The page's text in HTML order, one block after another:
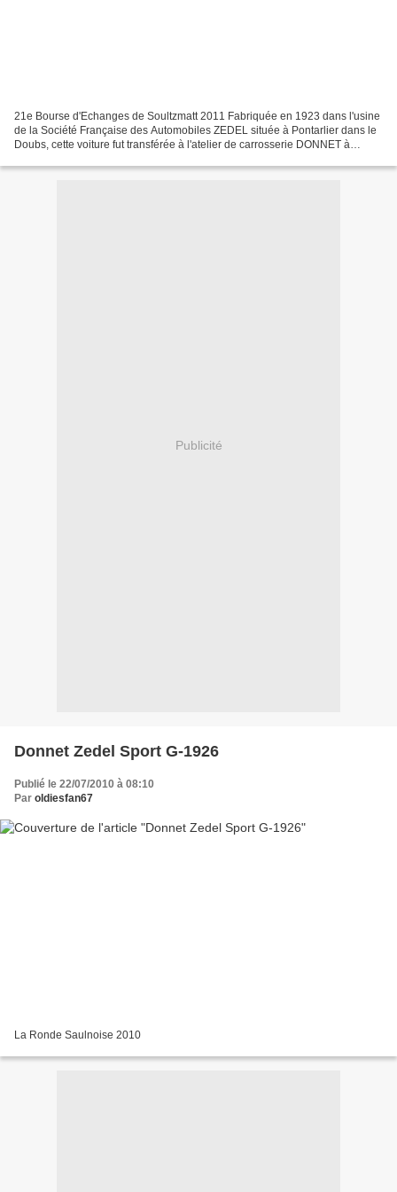
21e Bourse d'Echanges de Soultzmatt 2011 Fabriquée en 1923 dans l'usine
de la Société Française des Automobiles ZEDEL située à Pontarlier dans le
Doubs, cette voiture fut transférée à l'atelier de carrosserie DONNET à
Publicité
Donnet Zedel Sport G-1926
Publié le 22/07/2010 à 08:10
Par oldiesfan67
La Ronde Saulnoise 2010